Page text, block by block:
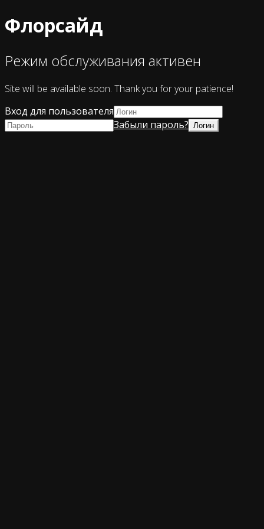
Флорсайд
Режим обслуживания активен
Site will be available soon. Thank you for your patience!
Вход для пользователя
Забыли пароль?